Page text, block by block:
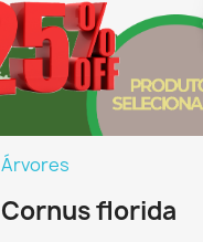
Árvores
Cornus florida